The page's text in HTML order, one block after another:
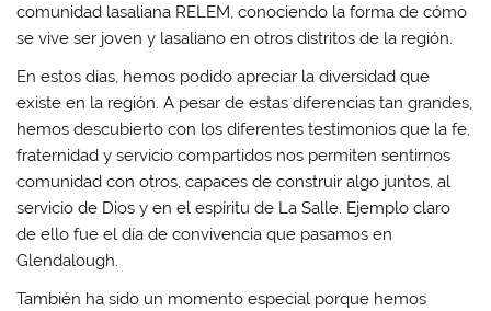
comunidad lasaliana RELEM, conociendo la forma de cómo
se vive ser joven y lasaliano en otros distritos de la región.
En estos días, hemos podido apreciar la diversidad que
existe en la región. A pesar de estas diferencias tan grandes,
hemos descubierto con los diferentes testimonios que la fe,
fraternidad y servicio compartidos nos permiten sentirnos
comunidad con otros, capaces de construir algo juntos, al
servicio de Dios y en el espíritu de La Salle. Ejemplo claro
de ello fue el día de convivencia que pasamos en
Glendalough.
También ha sido un momento especial porque hemos